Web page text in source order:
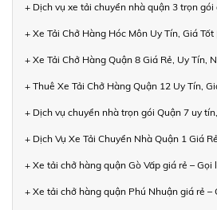
+ Dịch vụ xe tải chuyển nhà quận 3 trọn gói
+ Xe Tải Chở Hàng Hóc Môn Uy Tín, Giá Tốt
+ Xe Tải Chở Hàng Quận 8 Giá Rẻ, Uy Tín,
+ Thuê Xe Tải Chở Hàng Quận 12 Uy Tín,
+ Dịch vụ chuyển nhà trọn gói Quận 7 uy
+ Dịch Vụ Xe Tải Chuyển Nhà Quận 1 Giá
+ Xe tải chở hàng quận Gò Vấp giá rẻ – Gọi
+ Xe tải chở hàng quận Phú Nhuận giá rẻ –